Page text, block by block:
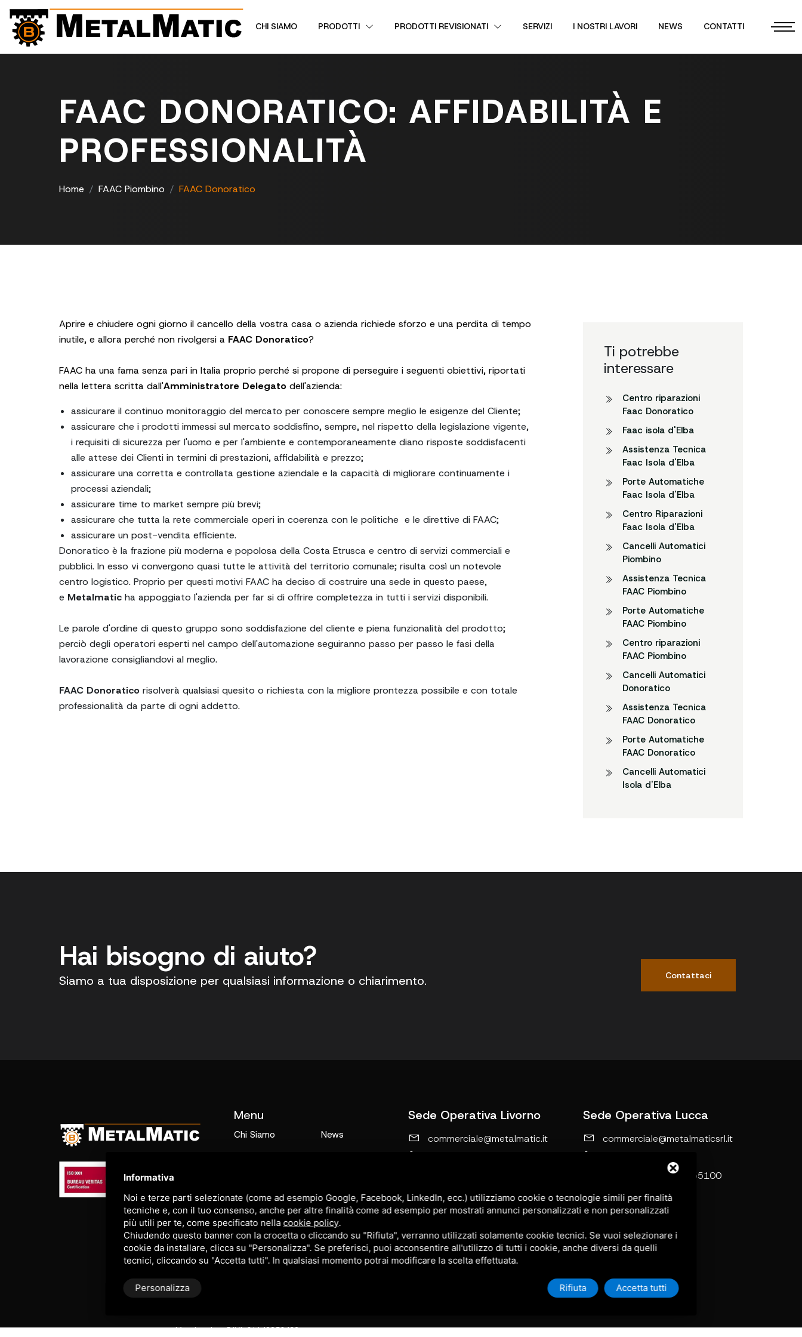
CHI SIAMO PRODOTTI PRODOTTI REVISIONATI SERVIZI I NOSTRI LAVORI NEWS CONTATTI
FAAC DONORATICO: AFFIDABILITÀ E
PROFESSIONALITÀ
Home FAAC Piombino FAAC Donoratico
Aprire e chiudere ogni giorno il cancello della vostra casa o azienda richiede sforzo e una perdita di tempo
inutile, e allora perché non rivolgersi a FAAC Donoratico?
FAAC ha una fama senza pari in Italia proprio perché si propone di perseguire i seguenti obiettivi, riportati
nella lettera scritta dall'Amministratore Delegato dell'azienda:
assicurare il continuo monitoraggio del mercato per conoscere sempre meglio le esigenze del Cliente;
assicurare che i prodotti immessi sul mercato soddisfino, sempre, nel rispetto della legislazione vigente,
i requisiti di sicurezza per l'uomo e per l'ambiente e contemporaneamente diano risposte soddisfacenti
alle attese dei Clienti in termini di prestazioni, affidabilità e prezzo;
assicurare una corretta e controllata gestione aziendale e la capacità di migliorare continuamente i
processi aziendali;
assicurare time to market sempre più brevi;
assicurare che tutta la rete commerciale operi in coerenza con le politiche e le direttive di FAAC;
assicurare un post-vendita efficiente.
Donoratico è la frazione più moderna e popolosa della Costa Etrusca e centro di servizi commerciali e
pubblici. In esso vi convergono quasi tutte le attività del territorio comunale; risulta così un notevole
centro logistico. Proprio per questi motivi FAAC ha deciso di costruire una sede in questo paese,
e Metalmatic ha appoggiato l'azienda per far si di offrire completezza in tutti i servizi disponibili.
Le parole d'ordine di questo gruppo sono soddisfazione del cliente e piena funzionalità del prodotto;
perciò degli operatori esperti nel campo dell'automazione seguiranno passo per passo le fasi della
lavorazione consigliandovi al meglio.
FAAC Donoratico risolverà qualsiasi quesito o richiesta con la migliore prontezza possibile e con totale
professionalità da parte di ogni addetto.
Ti potrebbe
interessare
Centro riparazioni
Faac Donoratico
Faac isola d'Elba
Assistenza Tecnica
Faac Isola d'Elba
Porte Automatiche
Faac Isola d'Elba
Centro Riparazioni
Faac Isola d'Elba
Cancelli Automatici
Piombino
Assistenza Tecnica
FAAC Piombino
Porte Automatiche
FAAC Piombino
Centro riparazioni
FAAC Piombino
Cancelli Automatici
Donoratico
Assistenza Tecnica
FAAC Donoratico
Porte Automatiche
FAAC Donoratico
Cancelli Automatici
Isola d'Elba
Hai bisogno di aiuto?
Siamo a tua disposizione per qualsiasi informazione o chiarimento. Contattaci
Menu
Chi Siamo
revisionati
Servizi
I nostri lavori
News
Privacy Policy
Sede Operativa Livorno
commerciale@metalmatic.it
Morelline, 6C, 57016
Rosignano Solvay-Castiglioncello LI
Sede Operativa Lucca
commerciale@metalmaticsrl.it
Via di Tiglio, 1369/I 55100
Metalmatic - P.IVA 01142850492
Informativa
Noi e terze parti selezionate (come ad esempio Google, Facebook, LinkedIn, ecc.) utilizziamo cookie o tecnologie simili per finalità
tecniche e, con il tuo consenso, anche per altre finalità come ad esempio per mostrati annunci personalizzati e non personalizzati
più utili per te, come specificato nella cookie policy.
Chiudendo questo banner con la crocetta o cliccando su "Rifiuta", verranno utilizzati solamente cookie tecnici. Se vuoi selezionare i
cookie da installare, clicca su "Personalizza". Se preferisci, puoi acconsentire all'utilizzo di tutti i cookie, anche diversi da quelli
tecnici, cliccando su "Accetta tutti". In qualsiasi momento potrai modificare la scelta effettuata.
Personalizza Rifiuta Accetta tutti